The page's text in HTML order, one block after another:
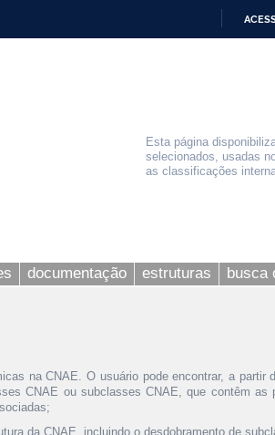
Esta página
selecionados, usadas
as classificações
documentação estruturas busca
na CNAE. O usuário pode encontrar, a
CNAE ou subclasses CNAE, que contêm
da CNAE, incluindo o desdobramento de